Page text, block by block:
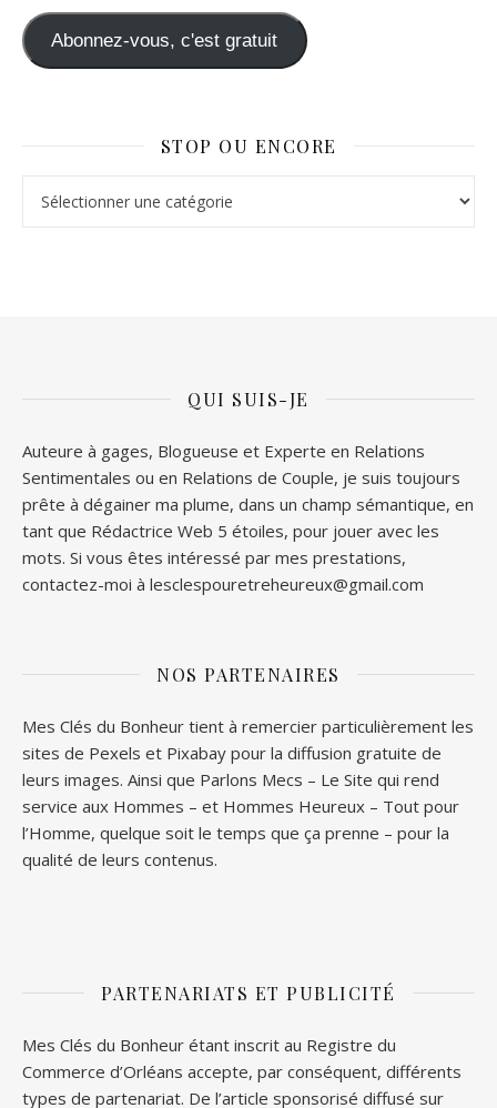
Abonnez-vous, c'est gratuit
STOP OU ENCORE
QUI SUIS-JE
Auteure à gages, Blogueuse et Experte en Relations
Sentimentales ou en Relations de Couple, je suis toujours
prête à dégainer ma plume, dans un champ sémantique, en
tant que Rédactrice Web 5 étoiles, pour jouer avec les
mots. Si vous êtes intéressé par mes prestations,
contactez-moi à lesclespouretreheureux@gmail.com
NOS PARTENAIRES
Mes Clés du Bonheur tient à remercier particulièrement les
sites de Pexels et Pixabay pour la diffusion gratuite de
leurs images. Ainsi que Parlons Mecs – Le Site qui rend
service aux Hommes – et Hommes Heureux – Tout pour
l’Homme, quelque soit le temps que ça prenne – pour la
qualité de leurs contenus.
PARTENARIATS ET PUBLICITÉ
Mes Clés du Bonheur étant inscrit au Registre du
Commerce d’Orléans accepte, par conséquent, différents
types de partenariat. De l’article sponsorisé diffusé sur